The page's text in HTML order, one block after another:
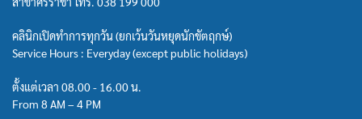
คลินิกเปิดทำการทุกวัน (ยกเว้นวันหยุดนักขัตฤกษ์)
Service Hours : Everyday (except public holidays)
ตั้งแต่เวลา 08.00 - 16.00 น.
From 8 AM – 4 PM